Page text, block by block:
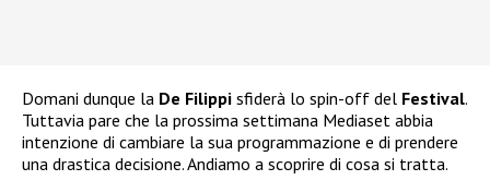
Domani dunque la De Filippi sfiderà lo spin-off del Festival.
Tuttavia pare che la prossima settimana Mediaset abbia
intenzione di cambiare la sua programmazione e di prendere
una drastica decisione. Andiamo a scoprire di cosa si tratta.